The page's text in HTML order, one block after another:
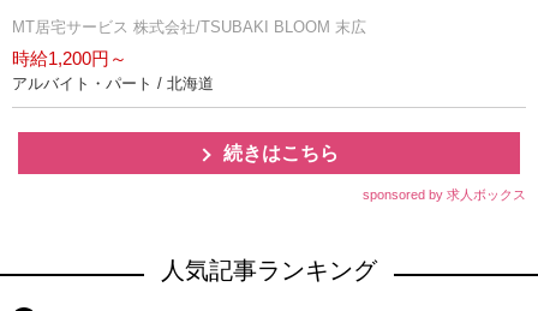
MT居宅サービス 株式会社/TSUBAKI BLOOM 末広
時給1,200円～
アルバイト・パート / 北海道
続きはこちら
sponsored by 求人ボックス
人気記事ランキング